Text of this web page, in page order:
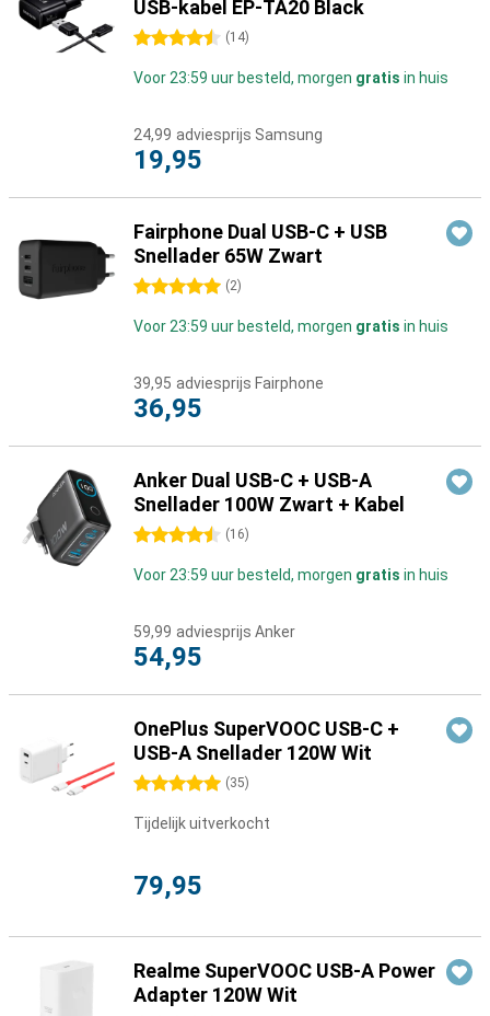
USB-kabel EP-TA20 Black
4.5 sterren (14)
Voor 23:59 uur besteld, morgen gratis in huis
24,99 adviesprijs Samsung
19,95
Fairphone Dual USB-C + USB
Snellader 65W Zwart
5 sterren (2)
Voor 23:59 uur besteld, morgen gratis in huis
39,95 adviesprijs Fairphone
36,95
Anker Dual USB-C + USB-A
Snellader 100W Zwart + Kabel
4.5 sterren (16)
Voor 23:59 uur besteld, morgen gratis in huis
59,99 adviesprijs Anker
54,95
OnePlus SuperVOOC USB-C +
USB-A Snellader 120W Wit
5 sterren (35)
Tijdelijk uitverkocht
79,95
Realme SuperVOOC USB-A Power
Adapter 120W Wit